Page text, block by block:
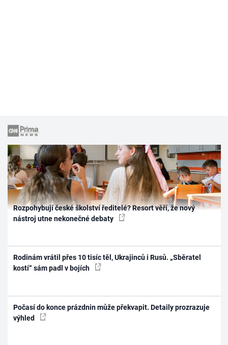
Rozpohybují české školství ředitelé? Resort věří, že nový
nástroj utne nekonečné debaty
Rodinám vrátil přes 10 tisíc těl, Ukrajinců i Rusů. „Sběratel
kostí“ sám padl v bojích
Počasí do konce prázdnin může překvapit. Detaily prozrazuje
výhled